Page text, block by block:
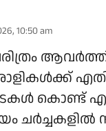
10:50 am
ചരിത്രം
കൊണ്ട്
ചര്‍ച്ചകളില്‍